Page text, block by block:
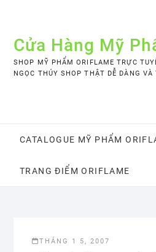
contentCửa Hàng Mỹ
SHOP MỸ PHẨM ORIFLAME TRỰC
NGỌC THÚY SHOP THẬT DỄ DÀNG VÀ
CATALOGUE MỸ PHẨM
TRANG ĐIỂM ORIFLAME
THÁNG 1 5, 2007